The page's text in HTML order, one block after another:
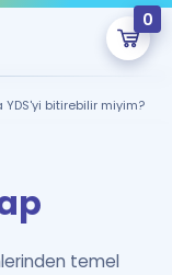
0
eğitim seni
YDS'yi bitirebilir miyim?
temel